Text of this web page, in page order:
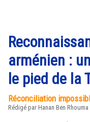
arménien :
le pied de la
Réconciliation
Rédigé par Hanan Ben Rhouma